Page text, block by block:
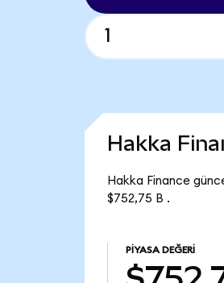
Hakka
Hakka Finance
$752,75 B .
PIYASA DEĞERI